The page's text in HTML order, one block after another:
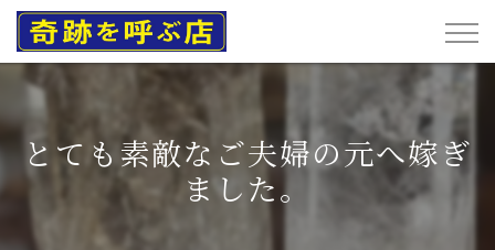
とても素敵なご夫婦の元へ嫁ぎ
ました。